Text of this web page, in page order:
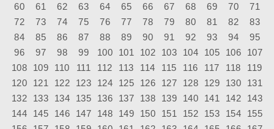
60
61 62 63 64 65 66 67 68 69 70
71
72
73 74 75 76 77 78 79 80 81 82
83
84
85 86 87 88 89 90 91 92 93 94
95
96
97 98 99 100 101 102 103 104 105 106
107
108
109 110 111 112 113 114 115 116 117 118
119
120
121 122 123 124 125 126 127 128 129 130
131
132
133 134 135 136 137 138 139 140 141 142
143
144
145 146 147 148 149 150 151 152 153 154
155